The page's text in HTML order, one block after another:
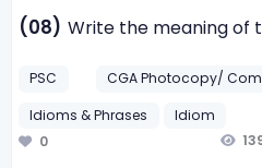
(08) Write the meaning of
PSC CGA Photocopy/
Idioms & Phrases
Idiom
0